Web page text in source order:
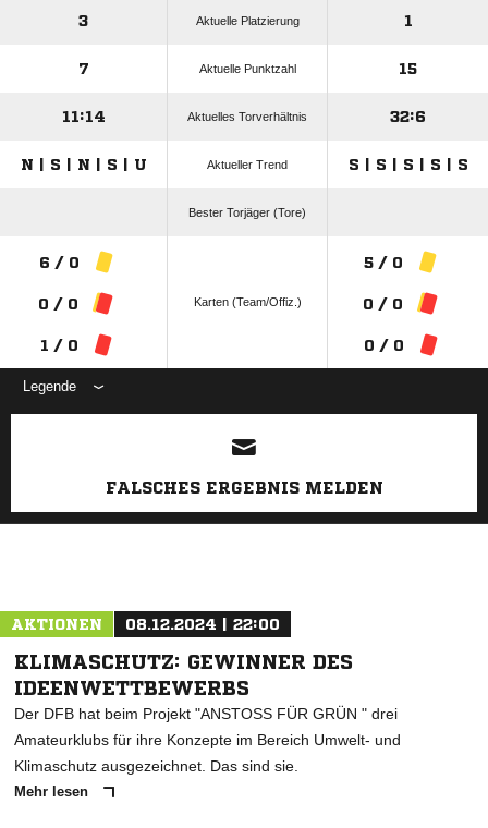
3 Aktuelle Platzierung 1
7 Aktuelle Punktzahl 15
11:14 Aktuelles Torverhältnis 32:6
N | S | N | S | U Aktueller Trend S | S | S | S | S
Bester Torjäger (Tore)
6 / 0
0 / 0
1 / 0
Karten (Team/Offiz.)
5 / 0
0 / 0
0 / 0
Legende
ANZEIGE
FALSCHES ERGEBNIS MELDEN
AKTIONEN 08.12.2024 | 22:00
KLIMASCHUTZ: GEWINNER DES
IDEENWETTBEWERBS
Der DFB hat beim Projekt "ANSTOSS FÜR GRÜN " drei
Amateurklubs für ihre Konzepte im Bereich Umwelt- und
Klimaschutz ausgezeichnet. Das sind sie.
Mehr lesen